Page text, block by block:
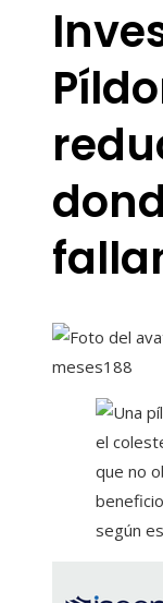
meses188